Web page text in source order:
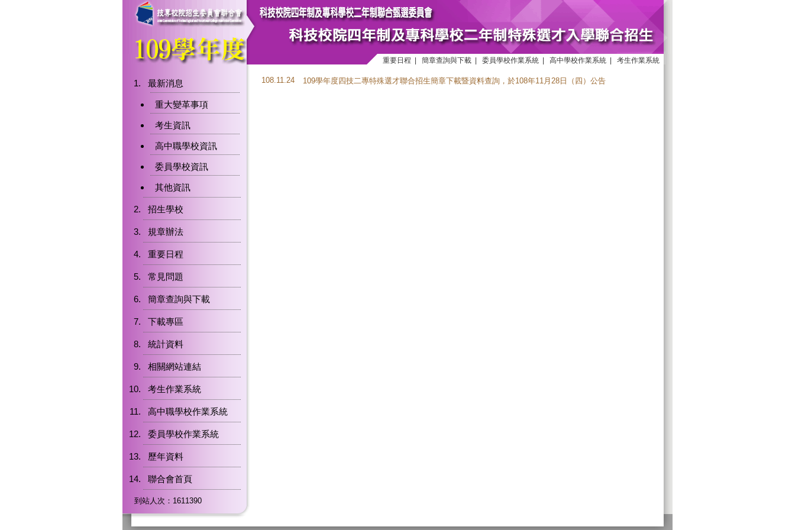
重要日程 簡章查詢與下載 委員學校作業系統 高中學校作業系統 考生作業系統
最新消息
重大變革事項
考生資訊
高中職學校資訊
委員學校資訊
其他資訊
招生學校
規章辦法
重要日程
常見問題
簡章查詢與下載
下載專區
統計資料
相關網站連結
考生作業系統
高中職學校作業系統
委員學校作業系統
歷年資料
聯合會首頁
到站人次：1611390
108.11.24 109學年度四技二專特殊選才聯合招生簡章下載暨資料查詢，於108年11月28日（四）公告